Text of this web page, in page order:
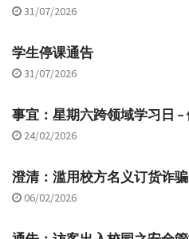
31/07/2026
学生停课通告
31/07/2026
事宜：星期六跨领域学习日 –
24/02/2026
澄清：滥用校方名义订货诈骗
06/02/2026